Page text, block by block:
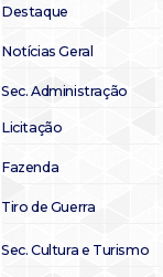
Destaque
Notícias Geral
Sec. Administração
Licitação
Fazenda
Tiro de Guerra
Sec. Cultura e Turismo